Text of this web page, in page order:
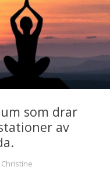
som drar
av
Christine